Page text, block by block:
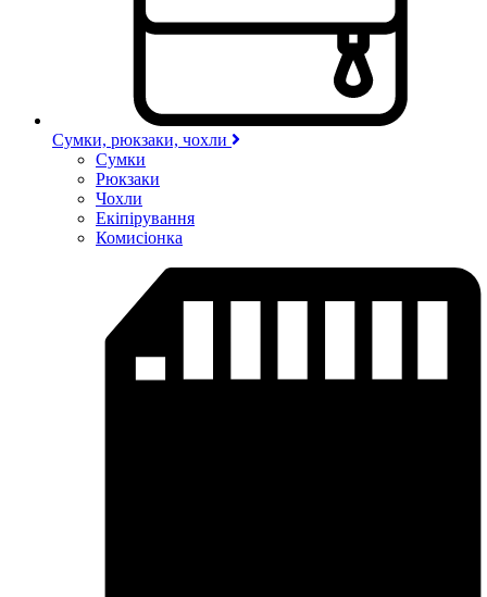
Сумки, рюкзаки, чохли
Сумки
Рюкзаки
Чохли
Екіпірування
Комисіонка